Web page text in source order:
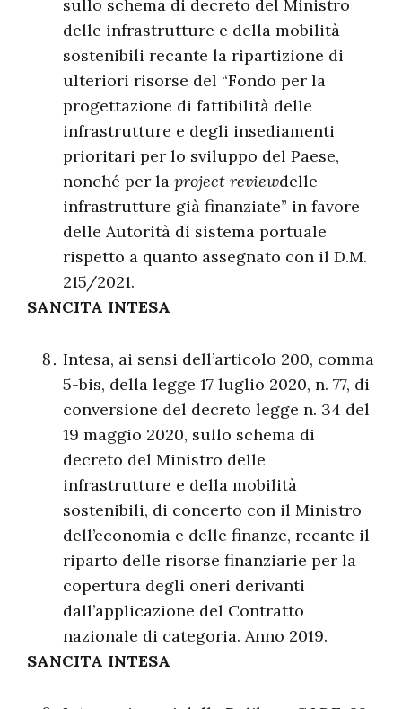
sullo schema di decreto del Ministro
delle infrastrutture e della mobilità
sostenibili recante la ripartizione di
ulteriori risorse del “Fondo per la
progettazione di fattibilità delle
infrastrutture e degli insediamenti
prioritari per lo sviluppo del Paese,
nonché per la project reviewdelle
infrastrutture già finanziate” in favore
delle Autorità di sistema portuale
rispetto a quanto assegnato con il D.M.
215/2021.
SANCITA INTESA
Intesa, ai sensi dell’articolo 200, comma
5-bis, della legge 17 luglio 2020, n. 77, di
conversione del decreto legge n. 34 del
19 maggio 2020, sullo schema di
decreto del Ministro delle
infrastrutture e della mobilità
sostenibili, di concerto con il Ministro
dell’economia e delle finanze, recante il
riparto delle risorse finanziarie per la
copertura degli oneri derivanti
dall’applicazione del Contratto
nazionale di categoria. Anno 2019.
SANCITA INTESA